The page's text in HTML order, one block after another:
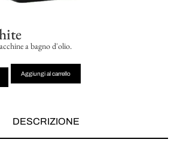
a bagno d'olio.
Aggiungi al carrello
DESCRIZIONE